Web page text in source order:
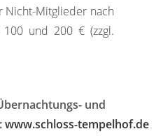
Nicht-Mitglieder nach
100 und 200 € (zzgl.
und
www.schloss-tempelhof.de